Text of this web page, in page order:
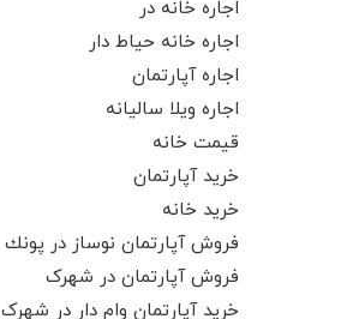
اجاره خانه در
اجاره خانه حیاط دار
اجاره آپارتمان
اجاره ویلا سالیانه
قیمت خانه
خرید آپارتمان
خرید خانه
فروش آپارتمان نوساز در پونك
فروش آپارتمان در شهرک
خرید آپارتمان وام دار در شهرک